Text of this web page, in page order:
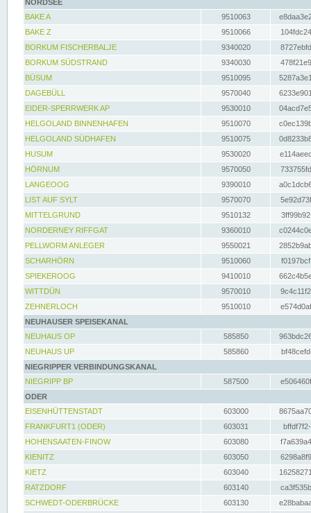
NORDSEE
BAKE A
9510063
BAKE Z
9510066
BORKUM FISCHERBALJE
9340020
BORKUM SÜDSTRAND
9340030
BÜSUM
9510095
DAGEBÜLL
9570040
EIDER-SPERRWERK AP
9530010
HELGOLAND BINNENHAFEN
9510070
HELGOLAND SÜDHAFEN
9510075
HUSUM
9530020
HÖRNUM
9570050
LANGEOOG
9390010
LIST AUF SYLT
9570070
MITTELGRUND
9510132
NORDERNEY RIFFGAT
9360010
PELLWORM ANLEGER
9550021
SCHARHÖRN
9510060
SPIEKEROOG
9410010
WITTDÜN
9570010
ZEHNERLOCH
9510010
NEUHAUSER SPEISEKANAL
NEUHAUS OP
585850
NEUHAUS UP
585860
NIEGRIPPER VERBINDUNGSKANAL
NIEGRIPP BP
587500
ODER
EISENHÜTTENSTADT
603000
FRANKFURT1 (ODER)
603031
HOHENSAATEN-FINOW
603080
KIENITZ
603050
KIETZ
603040
RATZDORF
603140
SCHWEDT-ODERBRÜCKE
603130